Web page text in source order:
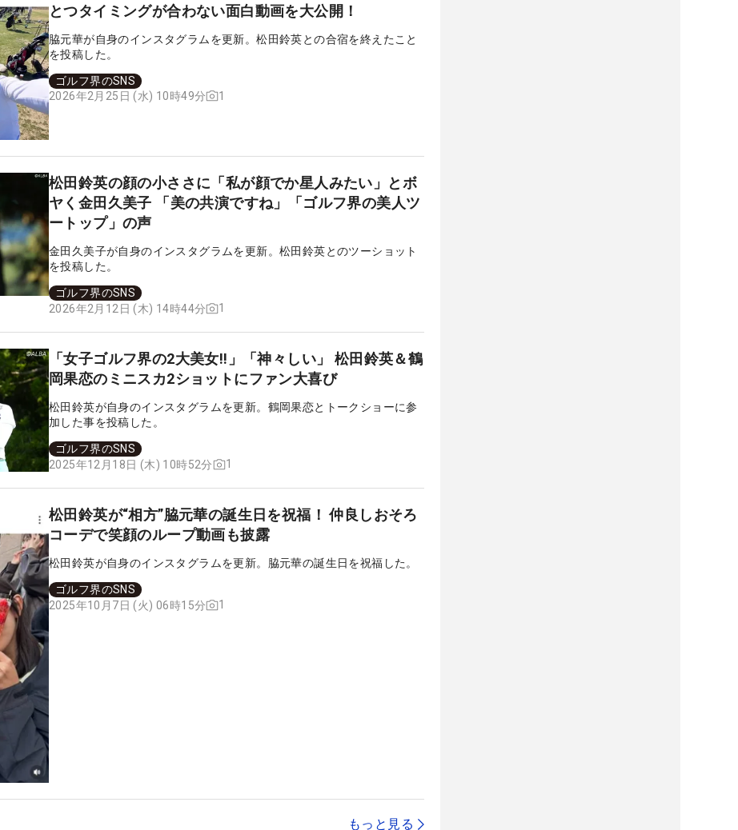
とつタイミングが合わない面白動画を大公開！
脇元華が自身のインスタグラムを更新。松田鈴英との合宿を終えたこと
を投稿した。
ゴルフ界のSNS
2026年2月25日 (水) 10時49分
1
松田鈴英の顔の小ささに「私が顔でか星人みたい」とボ
ヤく金田久美子 「美の共演ですね」「ゴルフ界の美人ツ
ートップ」の声
金田久美子が自身のインスタグラムを更新。松田鈴英とのツーショット
を投稿した。
ゴルフ界のSNS
2026年2月12日 (木) 14時44分
1
「女子ゴルフ界の2大美女!!」「神々しい」 松田鈴英＆鶴
岡果恋のミニスカ2ショットにファン大喜び
松田鈴英が自身のインスタグラムを更新。鶴岡果恋とトークショーに参
加した事を投稿した。
ゴルフ界のSNS
2025年12月18日 (木) 10時52分
1
松田鈴英が“相方”脇元華の誕生日を祝福！ 仲良しおそろ
コーデで笑顔のループ動画も披露
松田鈴英が自身のインスタグラムを更新。脇元華の誕生日を祝福した。
ゴルフ界のSNS
2025年10月7日 (火) 06時15分
1
もっと見る